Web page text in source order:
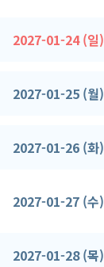
2027-01-24 (일)
2027-01-25 (월)
2027-01-26 (화)
2027-01-27 (수)
2027-01-28 (목)